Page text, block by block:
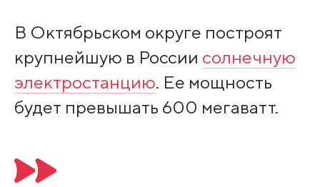
В Октябрьском округе построят
крупнейшую в России солнечную
электростанцию. Ее мощность
будет превышать 600 мегаватт.